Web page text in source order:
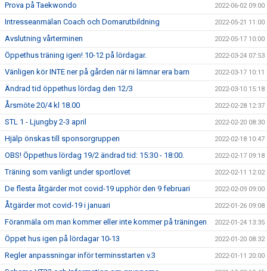
Prova på Taekwondo 2022-06-02 09:00
Intresseanmälan Coach och Domarutbildning 2022-05-21 11:00
Avslutning vårterminen 2022-05-17 10:00
Öppethus träning igen! 10-12 på lördagar. 2022-03-24 07:53
Vänligen kör INTE ner på gården när ni lämnar era barn 2022-03-17 10:11
Ändrad tid öppethus lördag den 12/3 2022-03-10 15:18
Årsmöte 20/4 kl 18.00 2022-02-28 12:37
STL 1 - Ljungby 2-3 april 2022-02-20 08:30
Hjälp önskas till sponsorgruppen 2022-02-18 10:47
OBS! Öppethus lördag 19/2 ändrad tid: 15:30 - 18:00. 2022-02-17 09:18
Träning som vanligt under sportlovet 2022-02-11 12:02
De flesta åtgärder mot covid-19 upphör den 9 februari 2022-02-09 09:00
Åtgärder mot covid-19 i januari 2022-01-26 09:08
Föranmäla om man kommer eller inte kommer på träningen 2022-01-24 13:35
Öppet hus igen på lördagar 10-13 2022-01-20 08:32
Regler anpassningar inför terminsstarten v.3 2022-01-11 20:00